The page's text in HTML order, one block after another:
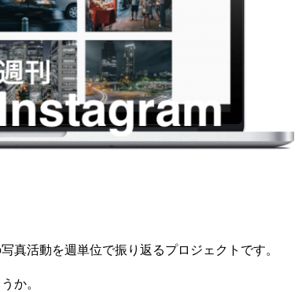
真活動を週単位で振り返るプロジェクトです。
か。